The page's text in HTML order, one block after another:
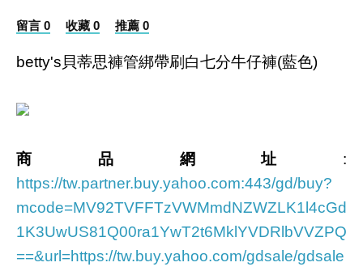
留言 0 收藏 0 推薦 0
betty's貝蒂思褲管綁帶刷白七分牛仔褲(藍色)
商品網址 :
https://tw.partner.buy.yahoo.com:443/gd/buy?
mcode=MV92TVFFTzVWMmdNZWZLK1l4cGd
1K3UwUS81Q00ra1YwT2t6MklYVDRlbVVZPQ
==&url=https://tw.buy.yahoo.com/gdsale/gdsale